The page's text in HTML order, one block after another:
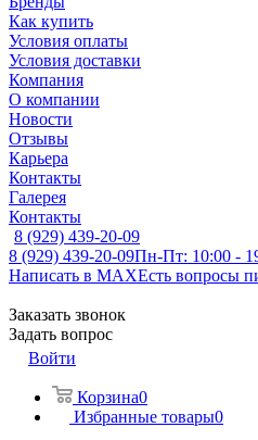
Как купить
Условия оплаты
Условия доставки
Компания
О компании
Новости
Отзывы
Карьера
Контакты
Галерея
Контакты
8 (929) 439-20-09
8 (929) 439-20-09Пн-Пт: 10:00 -
Написать в MAXЕсть вопросы
Заказать звонок
Задать вопрос
Войти
Корзина0
Избранные товары0